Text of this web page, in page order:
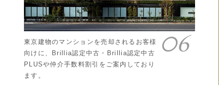
東京建物のマンションを売却されるお客様
向けに、Brillia認定中古・Brillia認定中古
PLUSや仲介手数料割引をご案内しており
ます。